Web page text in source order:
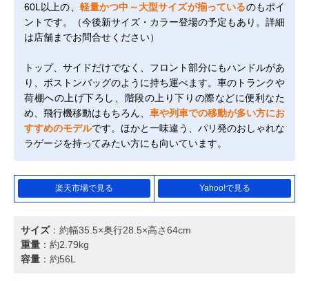
60L以上の、 軽量かつ中～大型サイズが揃っているのもポイ
ントです。（今後新サイズ・カラー登場の予定もあり。詳細
は店舗までお問合せください）
トップ、サイドだけでなく、フロント部分にもハンドルがあ
り、ボストンバッグのように持ち運べます。車のトランクや
荷棚への上げ下ろし、階段の上り下りの際などに便利なた
め、飛行機移動はもちろん、 車や列車での移動が多い方にお
すすめのモデルです。ほかと一味違う、パリ発のおしゃれな
ラゲージを持ってみたい方にも向いています。
楽天市場で見る Yahoo!で見る
サイズ：約幅35.5×奥行28.5×高さ64cm
重量 ：約2.79kg
容量 ：約56L